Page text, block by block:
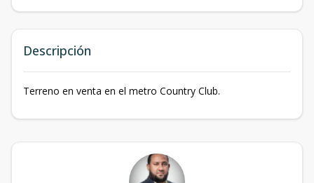
Descripción
Terreno en venta en el metro Country Club.